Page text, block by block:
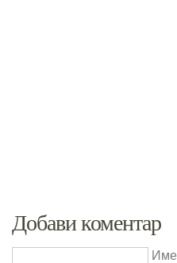
Добави коментар
Име